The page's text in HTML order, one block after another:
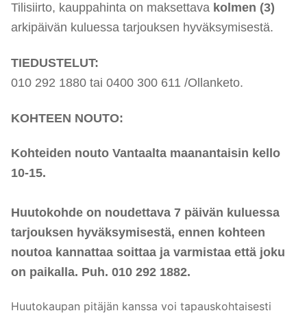
Tilisiirto, kauppahinta on maksettava kolmen (3)
arkipäivän kuluessa tarjouksen hyväksymisestä.
TIEDUSTELUT:
010 292 1880 tai 0400 300 611 /Ollanketo.
KOHTEEN NOUTO:
Kohteiden nouto Vantaalta maanantaisin kello
10-15.
Huutokohde on noudettava 7 päivän kuluessa
tarjouksen hyväksymisestä, ennen kohteen
noutoa kannattaa soittaa ja varmistaa että joku
on paikalla. Puh. 010 292 1882.
Huutokaupan pitäjän kanssa voi tapauskohtaisesti